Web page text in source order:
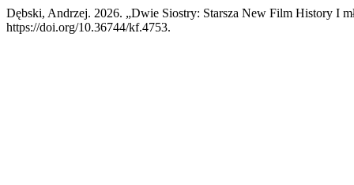
Dębski, Andrzej. 2026. „Dwie Siostry: Starsza New Film History I
https://doi.org/10.36744/kf.4753.